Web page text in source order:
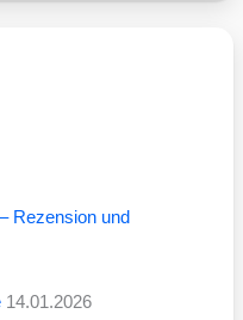
Rezension und
14.01.2026